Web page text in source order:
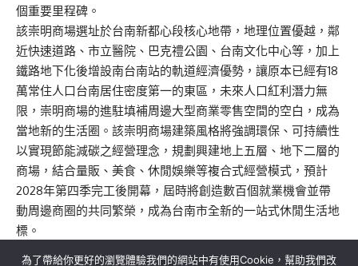
個重要里程碑。
該崇明商場選址於台南新都心段核心地帶，地理位置優越，鄰
近快速道路、市立醫院、巴克禮公園、台南文化中心等，加上
鐵路地下化後增設南台南站的軌道經濟優勢，讓原本已經有18
萬常住人口台南居住密度第一的東區，未來人口紅利潛力無
限，崇明商場的進駐填補周邊大型商業零售空間的空白，成為
當地新的生活圈。該崇明商場建築風格將強調環保、可持續性
以實現節能減碳之經營理念，規劃興建地上五層、地下二層的
商場，結合量販、美食、休閒娛樂等複合式經營模式，預計
2028年第四季完工後開幕，屆時將創造數百個就業機會並帶
動周邊商圈的共同繁榮，成為台南市全新的一站式休閒生活地
標。
為了帶給你更好的瀏覽體驗我們的網站中有使用Cookie，幫助我們改